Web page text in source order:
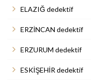
ELAZIĞ dedektif
ERZİNCAN dedektif
ERZURUM dedektif
ESKİŞEHİR dedektif